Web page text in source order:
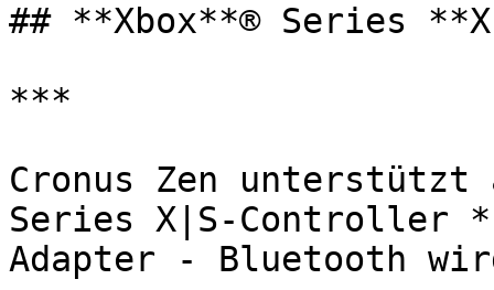
## **Xbox**® Series
***
Cronus Zen
Series X|S-Controller
Adapter - Bluetooth